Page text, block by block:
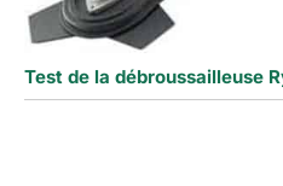
Test de la débroussailleuse